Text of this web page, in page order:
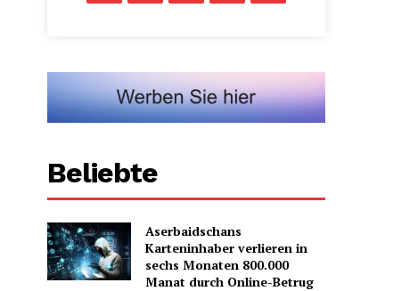
Beliebte
Aserbaidschans
Karteninhaber verlieren in
sechs Monaten 800.000
Manat durch Online-Betrug